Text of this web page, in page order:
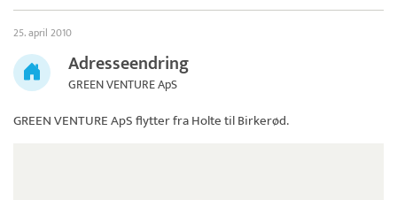
25. april 2010
Adresseendring
GREEN VENTURE ApS
GREEN VENTURE ApSflytter fra Holte til Birkerød.